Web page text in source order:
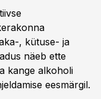
, kütuse- ja
näeb ette
kange alkoholi
eesmärgil.